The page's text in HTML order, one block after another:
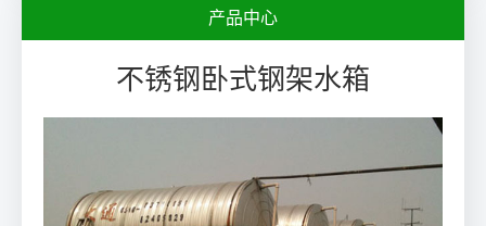
产品中心
不锈钢卧式钢架水箱